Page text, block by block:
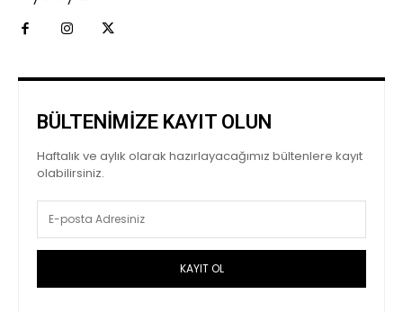
BÜLTENİMİZE KAYIT OLUN
Haftalık ve aylık olarak hazırlayacağımız bültenlere kayıt
olabilirsiniz.
KAYIT OL